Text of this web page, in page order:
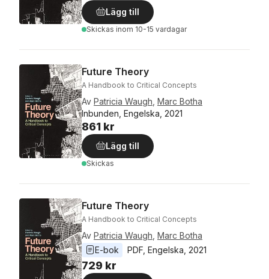
Lägg till
Skickas inom 10-15 vardagar
Future Theory
A Handbook to Critical Concepts
Av Patricia Waugh Marc Botha
Inbunden, Engelska, 2021
861 kr
Lägg till
Skickas
Future Theory
A Handbook to Critical Concepts
Av Patricia Waugh Marc Botha
E-bok
PDF Engelska 2021
729 kr